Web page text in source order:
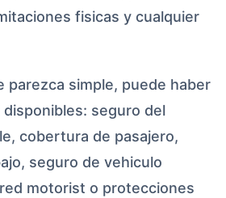
fisicas y cualquier
parezca simple, puede haber
seguro del
cobertura de pasajero,
seguro de vehiculo
motorist o protecciones